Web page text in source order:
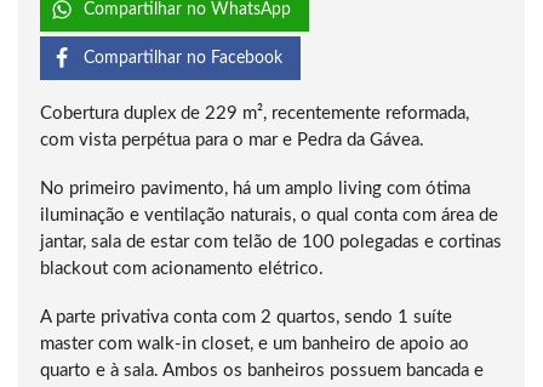
Compartilhar no WhatsApp
Compartilhar no Facebook
Cobertura duplex de 229 m², recentemente reformada,
com vista perpétua para o mar e Pedra da Gávea.
No primeiro pavimento, há um amplo living com ótima
iluminação e ventilação naturais, o qual conta com área de
jantar, sala de estar com telão de 100 polegadas e cortinas
blackout com acionamento elétrico.
A parte privativa conta com 2 quartos, sendo 1 suíte
master com walk-in closet, e um banheiro de apoio ao
quarto e à sala. Ambos os banheiros possuem bancada e